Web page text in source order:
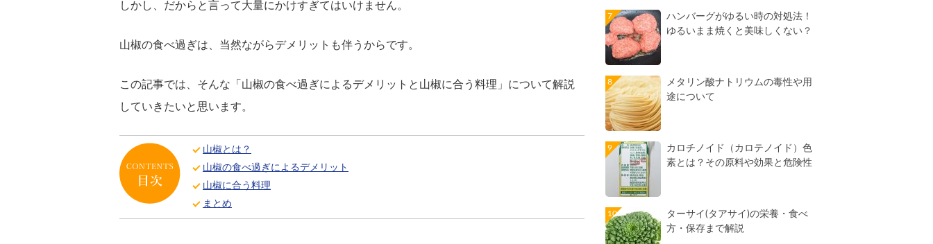
しかし、だからと言って大量にかけすぎてはいけません。
山椒の食べ過ぎは、当然ながらデメリットも伴うからです。
この記事では、そんな「山椒の食べ過ぎによるデメリットと山椒に合う料理」について解説
していきたいと思います。
山椒とは？
山椒の食べ過ぎによるデメリット
山椒に合う料理
まとめ
ハンバーグがゆるい時の対処法！
ゆるいまま焼くと美味しくない？
メタリン酸ナトリウムの毒性や用
途について
カロチノイド（カロテノイド）色
素とは？その原料や効果と危険性
ターサイ(タアサイ)の栄養・食べ
方・保存まで解説